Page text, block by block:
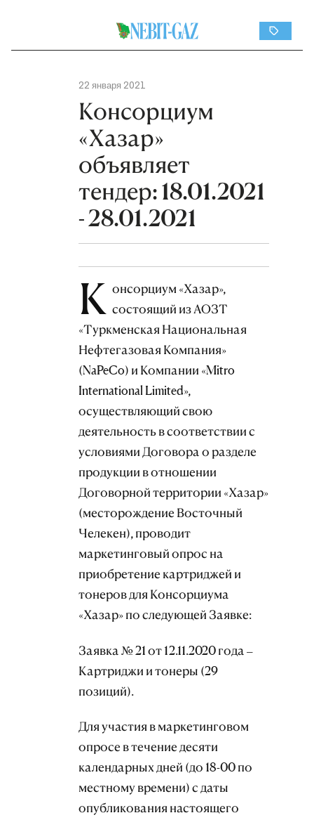
22 января 2021
Консорциум
«Хазар»
объявляет
тендер: 18.01.2021
- 28.01.2021
К онсорциум «Хазар»,
состоящий из АОЗТ
«Туркменская Национальная
Нефтегазовая Компания»
(NaPeCo) и Компании «Mitro
International Limited»,
осуществляющий свою
деятельность в соответствии с
условиями Договора о разделе
продукции в отношении
Договорной территории «Хазар»
(месторождение Восточный
Челекен), проводит
маркетинговый опрос на
приобретение картриджей и
тонеров для Консорциума
«Хазар» по следующей Заявке:
Заявка № 21 от 12.11.2020 года –
Картриджи и тонеры (29
позиций).
Для участия в маркетинговом
опросе в течение десяти
календарных дней (до 18-00 по
местному времени) с даты
опубликования настоящего